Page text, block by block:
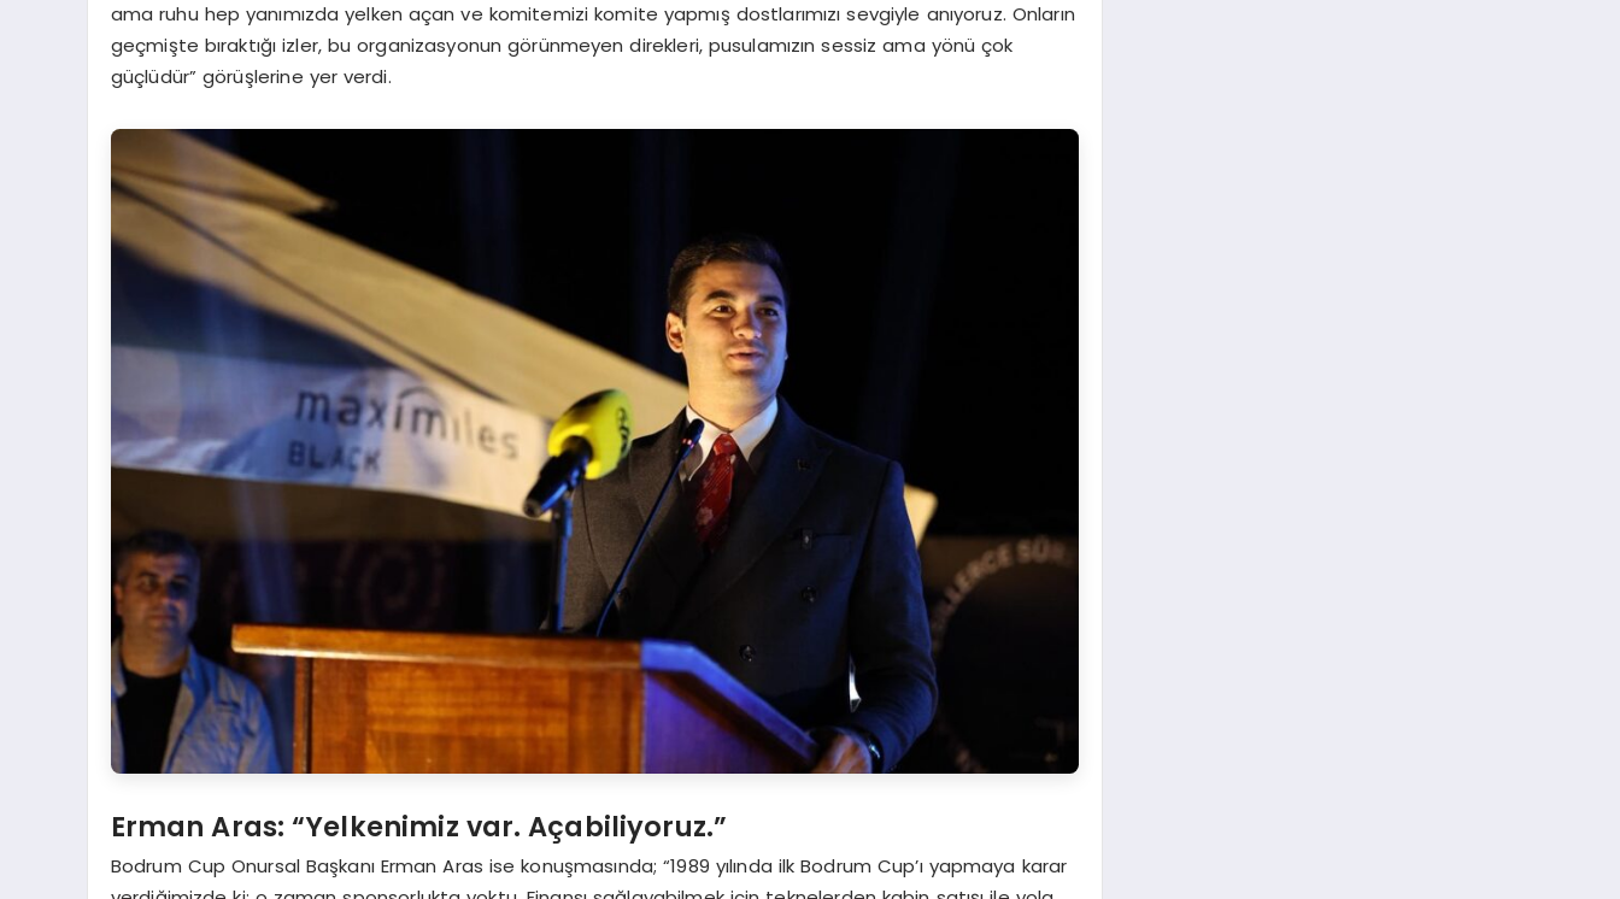
ama ruhu hep yanımızda yelken açan ve komitemizi komite yapmış dostlarımızı sevgiyle anıyoruz. Onların
geçmişte bıraktığı izler, bu organizasyonun görünmeyen direkleri, pusulamızın sessiz ama yönü çok
güçlüdür” görüşlerine yer verdi.
Erman Aras: “Yelkenimiz var. Açabiliyoruz.”
Bodrum Cup Onursal Başkanı Erman Aras ise konuşmasında; “1989 yılında ilk Bodrum Cup’ı yapmaya karar